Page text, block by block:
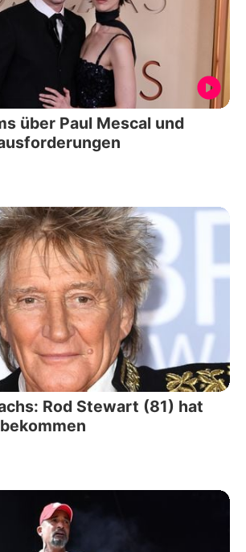
über Paul Mescal und
Rod Stewart (81) hat